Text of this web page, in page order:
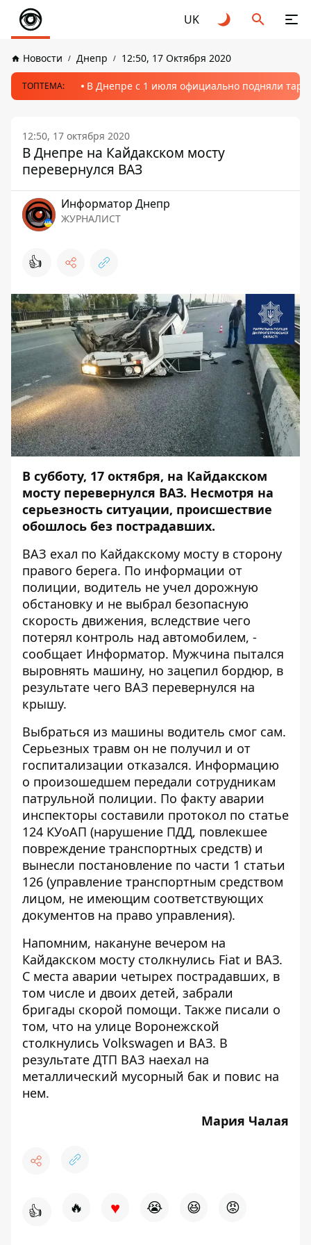
UK
Новости Днепр 12:50, 17 Октября 2020
ТОПТЕМА: В Днепре с 1 июля официально подняли
12:50, 17 октября 2020
В Днепре на Кайдакском мосту
перевернулся ВАЗ
Информатор Днепр
ЖУРНАЛИСТ
👍
В субботу, 17 октября, на Кайдакском
мосту перевернулся ВАЗ. Несмотря на
серьезность ситуации, происшествие
обошлось без пострадавших.
ВАЗ ехал по Кайдакскому мосту в сторону
правого берега. По информации от
полиции, водитель не учел дорожную
обстановку и не выбрал безопасную
скорость движения, вследствие чего
потерял контроль над автомобилем, -
сообщает Информатор. Мужчина пытался
выровнять машину, но зацепил бордюр, в
результате чего ВАЗ перевернулся на
крышу.
Выбраться из машины водитель смог сам.
Серьезных травм он не получил и от
госпитализации отказался. Информацию
о произошедшем передали сотрудникам
патрульной полиции. По факту аварии
инспекторы составили протокол по статье
124 КУоАП (нарушение ПДД, повлекшее
повреждение транспортных средств) и
вынесли постановление по части 1 статьи
126 (управление транспортным средством
лицом, не имеющим соответствующих
документов на право управления).
Напомним, накануне вечером на
Кайдакском мосту столкнулись Fiat и ВАЗ.
С места аварии четырех пострадавших, в
том числе и двоих детей, забрали
бригады скорой помощи. Также писали о
том, что на улице Воронежской
столкнулись Volkswagen и ВАЗ. В
результате ДТП ВАЗ наехал на
металлический мусорный бак и повис на
нем.
Мария Чалая
👍 🔥 ♥ 😭 😆 😡